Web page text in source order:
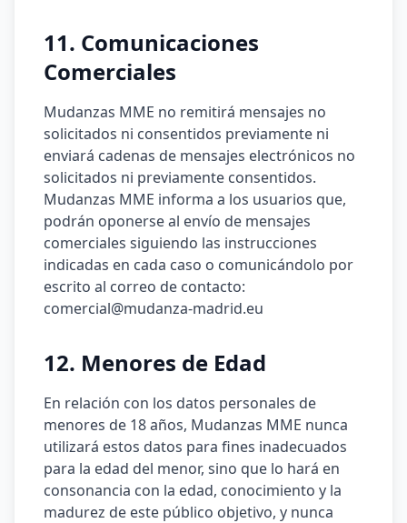
11. Comunicaciones
Comerciales
Mudanzas MME no remitirá mensajes no
solicitados ni consentidos previamente ni
enviará cadenas de mensajes electrónicos no
solicitados ni previamente consentidos.
Mudanzas MME informa a los usuarios que,
podrán oponerse al envío de mensajes
comerciales siguiendo las instrucciones
indicadas en cada caso o comunicándolo por
escrito al correo de contacto:
comercial@mudanza-madrid.eu
12. Menores de Edad
En relación con los datos personales de
menores de 18 años, Mudanzas MME nunca
utilizará estos datos para fines inadecuados
para la edad del menor, sino que lo hará en
consonancia con la edad, conocimiento y la
madurez de este público objetivo, y nunca